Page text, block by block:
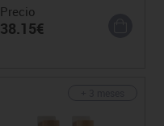
Precio
38.15€